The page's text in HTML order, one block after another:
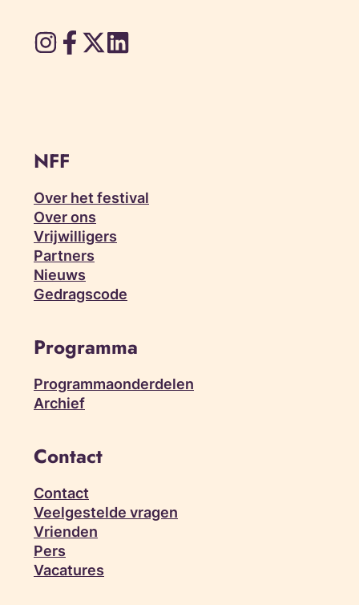
NFF
Over het festival
Over ons
Vrijwilligers
Partners
Nieuws
Gedragscode
Programma
Programmaonderdelen
Archief
Contact
Contact
Veelgestelde vragen
Vrienden
Pers
Vacatures